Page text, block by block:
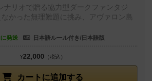
ナリオで贈る協力型ダークファンタジ
かった無理難題に挑み、アヴァロン島
発送 日本語ルール付き/日本語版
カートに追加する
¥22,000 （税込）